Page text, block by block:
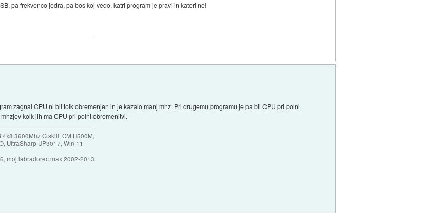
pa frekvenco jedra, pa bos koj vedo, katri program je pravi in kateri ne!
zagnal CPU ni bil tolk obremenjen in je kazalo manj mhz. Pri drugemu programu je pa bil CPU pri polni
kolk jih ma CPU pri polni obremenitvi.
3600Mhz G.skill, CM H500M,
UltraSharp UP3017, Win 11
moj labradorec max 2002-2013